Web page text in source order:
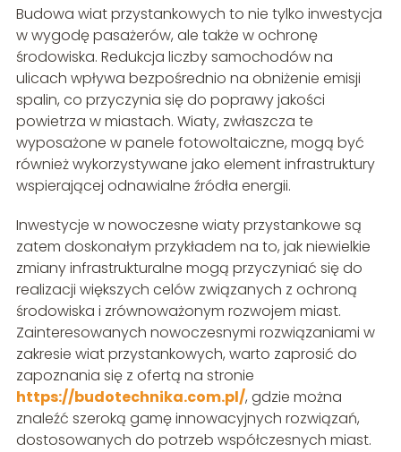
Budowa wiat przystankowych to nie tylko inwestycja
w wygodę pasażerów, ale także w ochronę
środowiska. Redukcja liczby samochodów na
ulicach wpływa bezpośrednio na obniżenie emisji
spalin, co przyczynia się do poprawy jakości
powietrza w miastach. Wiaty, zwłaszcza te
wyposażone w panele fotowoltaiczne, mogą być
również wykorzystywane jako element infrastruktury
wspierającej odnawialne źródła energii.
Inwestycje w nowoczesne wiaty przystankowe są
zatem doskonałym przykładem na to, jak niewielkie
zmiany infrastrukturalne mogą przyczyniać się do
realizacji większych celów związanych z ochroną
środowiska i zrównoważonym rozwojem miast.
Zainteresowanych nowoczesnymi rozwiązaniami w
zakresie wiat przystankowych, warto zaprosić do
zapoznania się z ofertą na stronie
https://budotechnika.com.pl/, gdzie można
znaleźć szeroką gamę innowacyjnych rozwiązań,
dostosowanych do potrzeb współczesnych miast.